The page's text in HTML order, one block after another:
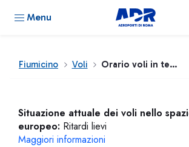
Menu
Fiumicino Voli Orario voli in tempo reale
Situazione attuale dei voli nello
europeo: Ritardi lievi
Maggiori informazioni